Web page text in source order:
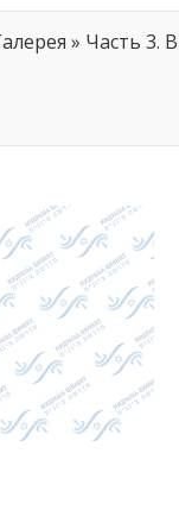
» Часть 3. В